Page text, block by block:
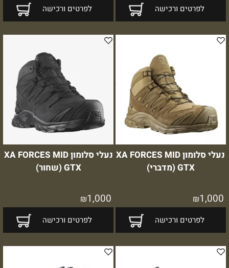
לפרטים ורכישה לפרטים ורכישה
נעלי סלומון XA FORCES MID
GTX (מדברי)
₪1,000
לפרטים ורכישה
נעלי סלומון XA FORCES MID
GTX (שחור)
₪1,000
לפרטים ורכישה